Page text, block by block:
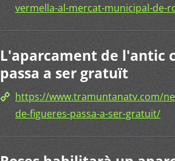
vermella-al-mercat-municipal-de-
L'aparcament de l'antic
passa a ser gratuït
https://www.tramuntanatv.com/
de-figueres-passa-a-ser-gratuit/